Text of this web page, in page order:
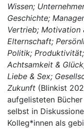
Wissen;
Geschichte;
Vertrieb; Motivation
Elternschaft;
Politik;
Achtsamkeit &
Liebe & Sex;
Zukunft (Blinkist
aufgelisteten
selbst in
Kolleg*innen als